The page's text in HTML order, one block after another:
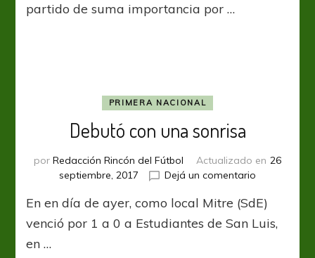
partido de suma importancia por …
PRIMERA NACIONAL
Debutó con una sonrisa
por Redacción Rincón del Fútbol Actualizado en 26
septiembre, 2017
Dejá un comentario
con
una
sonrisa
En en día de ayer, como local Mitre (SdE)
venció por 1 a 0 a Estudiantes de San Luis,
en …